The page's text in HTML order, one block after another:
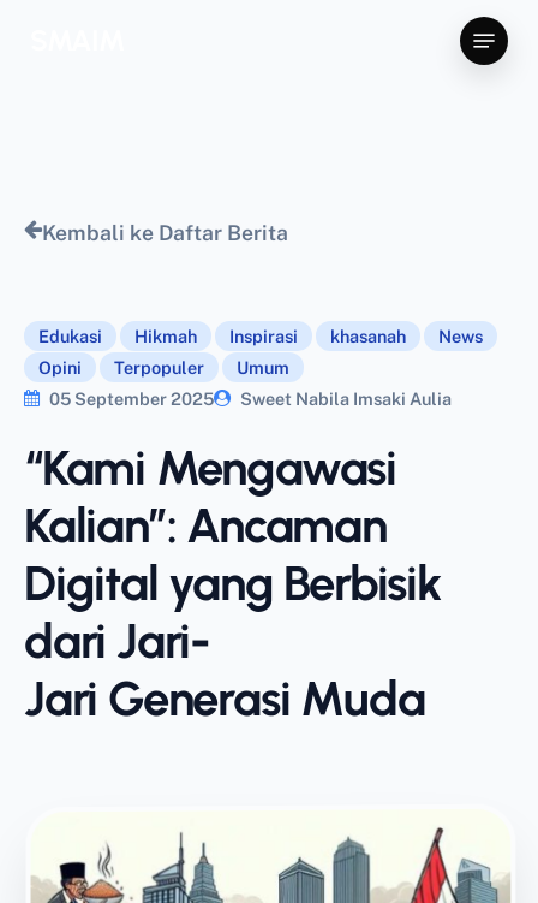
Menu
Kembali ke Daftar Berita
Edukasi Hikmah Inspirasi khasanah
News
Opini
Terpopuler
Umum
05 September 2025
Sweet Nabila Imsaki Aulia
“Kami Mengawasi
Kalian”: Ancaman
Digital yang Berbisik
dari Jari-
Jari Generasi Muda